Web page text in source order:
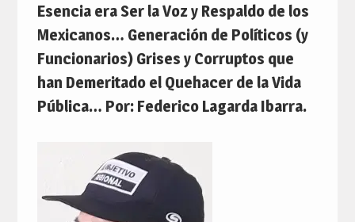
Esencia era Ser la Voz y Respaldo de los
Mexicanos… Generación de Políticos (y
Funcionarios) Grises y Corruptos que
han Demeritado el Quehacer de la Vida
Pública… Por: Federico Lagarda Ibarra.